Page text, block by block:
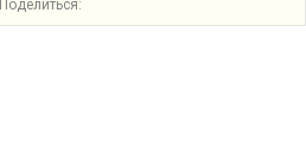
Поделиться: